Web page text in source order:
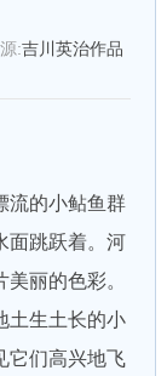
:吉川英治作品
的小鲇鱼群
面跳跃着。河
丽的色彩。
土生土长的小
它们高兴地飞